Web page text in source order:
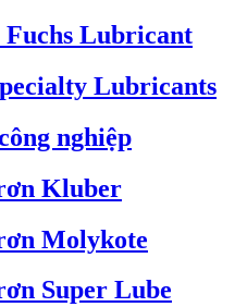
Fuchs Lubricant
Lubricants
nghiệp
Kluber
Molykote
Super Lube